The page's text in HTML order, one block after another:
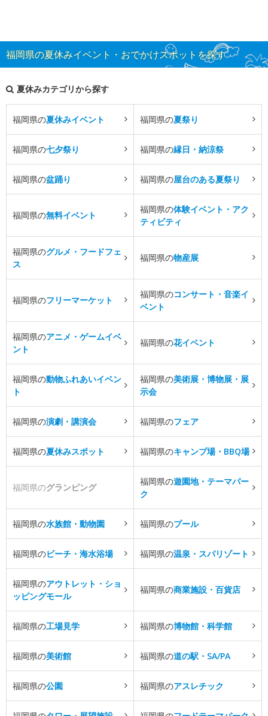
福岡県の夏休みイベント・おでかけスポットを探す
夏休みカテゴリから探す
福岡県の夏休みイベント 福岡県の夏祭り
福岡県の七夕祭り 福岡県の縁日・納涼祭
福岡県の盆踊り 福岡県の屋台のある夏祭り
福岡県の無料イベント
福岡県の体験イベント・アク
ティビティ
福岡県のグルメ・フードフェ
ス
福岡県の物産展
福岡県のフリーマーケット
福岡県のコンサート・音楽イ
ベント
福岡県のアニメ・ゲームイベ
ント
福岡県の花イベント
福岡県の動物ふれあいイベン
ト
福岡県の美術展・博物展・展
示会
福岡県の演劇・講演会 福岡県のフェア
福岡県の夏休みスポット 福岡県のキャンプ場・BBQ場
福岡県のグランピング
福岡県の遊園地・テーマパー
ク
福岡県の水族館・動物園 福岡県のプール
福岡県のビーチ・海水浴場 福岡県の温泉・スパリゾート
福岡県のアウトレット・ショ
ッピングモール
福岡県の商業施設・百貨店
福岡県の工場見学 福岡県の博物館・科学館
福岡県の美術館 福岡県の道の駅・SA/PA
福岡県の公園 福岡県のアスレチック